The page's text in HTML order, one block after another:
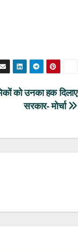
को उनका हक दिलाए
सरकार- मोर्चा